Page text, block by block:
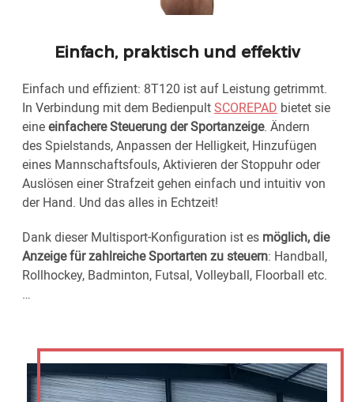
Einfach, praktisch und effektiv
Einfach und effizient: 8T120 ist auf Leistung getrimmt.
In Verbindung mit dem BedienpultSCOREPAD bietet sie
eineeinfachere Steuerung der Sportanzeige. Ändern
des Spielstands, Anpassen der Helligkeit, Hinzufügen
eines Mannschaftsfouls, Aktivieren der Stoppuhr oder
Auslösen einer Strafzeit gehen einfach und intuitiv von
der Hand. Und das alles in Echtzeit!
Dank dieser Multisport-Konfiguration ist es möglich, die
Anzeige für zahlreiche Sportarten zu steuern: Handball,
Rollhockey, Badminton, Futsal, Volleyball, Floorball etc.
…